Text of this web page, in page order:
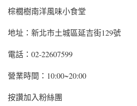
棕櫚樹南洋風味小食堂
地址：新北市土城區延吉街129號
電話：02-22607599
營業時間：10:00~20:00
按讚加入粉絲團